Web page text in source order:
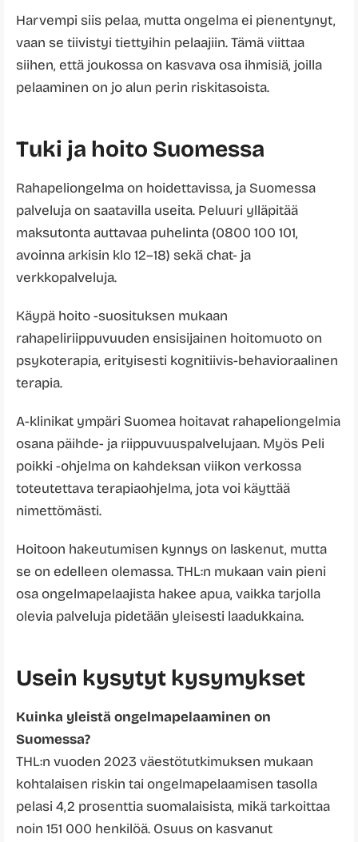
Harvempi siis pelaa, mutta ongelma ei pienentynyt,
vaan se tiivistyi tiettyihin pelaajiin. Tämä viittaa
siihen, että joukossa on kasvava osa ihmisiä, joilla
pelaaminen on jo alun perin riskitasoista.
Tuki ja hoito Suomessa
Rahapeliongelma on hoidettavissa, ja Suomessa
palveluja on saatavilla useita. Peluuri ylläpitää
maksutonta auttavaa puhelinta (0800 100 101,
avoinna arkisin klo 12–18) sekä chat- ja
verkkopalveluja.
Käypä hoito -suosituksen mukaan
rahapeliriippuvuuden ensisijainen hoitomuoto on
psykoterapia, erityisesti kognitiivis-behavioraalinen
terapia.
A-klinikat ympäri Suomea hoitavat rahapeliongelmia
osana päihde- ja riippuvuuspalvelujaan. Myös Peli
poikki -ohjelma on kahdeksan viikon verkossa
toteutettava terapiaohjelma, jota voi käyttää
nimettömästi.
Hoitoon hakeutumisen kynnys on laskenut, mutta
se on edelleen olemassa. THL:n mukaan vain pieni
osa ongelmapelaajista hakee apua, vaikka tarjolla
olevia palveluja pidetään yleisesti laadukkaina.
Usein kysytyt kysymykset
Kuinka yleistä ongelmapelaaminen on
Suomessa?
THL:n vuoden 2023 väestötutkimuksen mukaan
kohtalaisen riskin tai ongelmapelaamisen tasolla
pelasi 4,2 prosenttia suomalaisista, mikä tarkoittaa
noin 151 000 henkilöä. Osuus on kasvanut